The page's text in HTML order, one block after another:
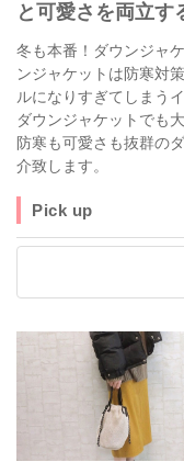
と可愛さを両立す
冬も本番！ダウンジャ
ンジャケットは防寒対
ルになりすぎてしまう
ダウンジャケットでも
防寒も可愛さも抜群の
介致します。
Pick up